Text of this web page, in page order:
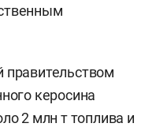
правительством
керосина
2 млн т топлива и